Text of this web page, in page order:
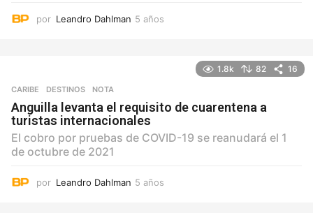
por Leandro Dahlman 5 años
1.8k 82 16
CARIBE ,DESTINOS NOTA
Anguilla levanta el requisito de cuarentena a
turistas internacionales
El cobro por pruebas de COVID-19 se reanudará el 1
de octubre de 2021
por Leandro Dahlman 5 años